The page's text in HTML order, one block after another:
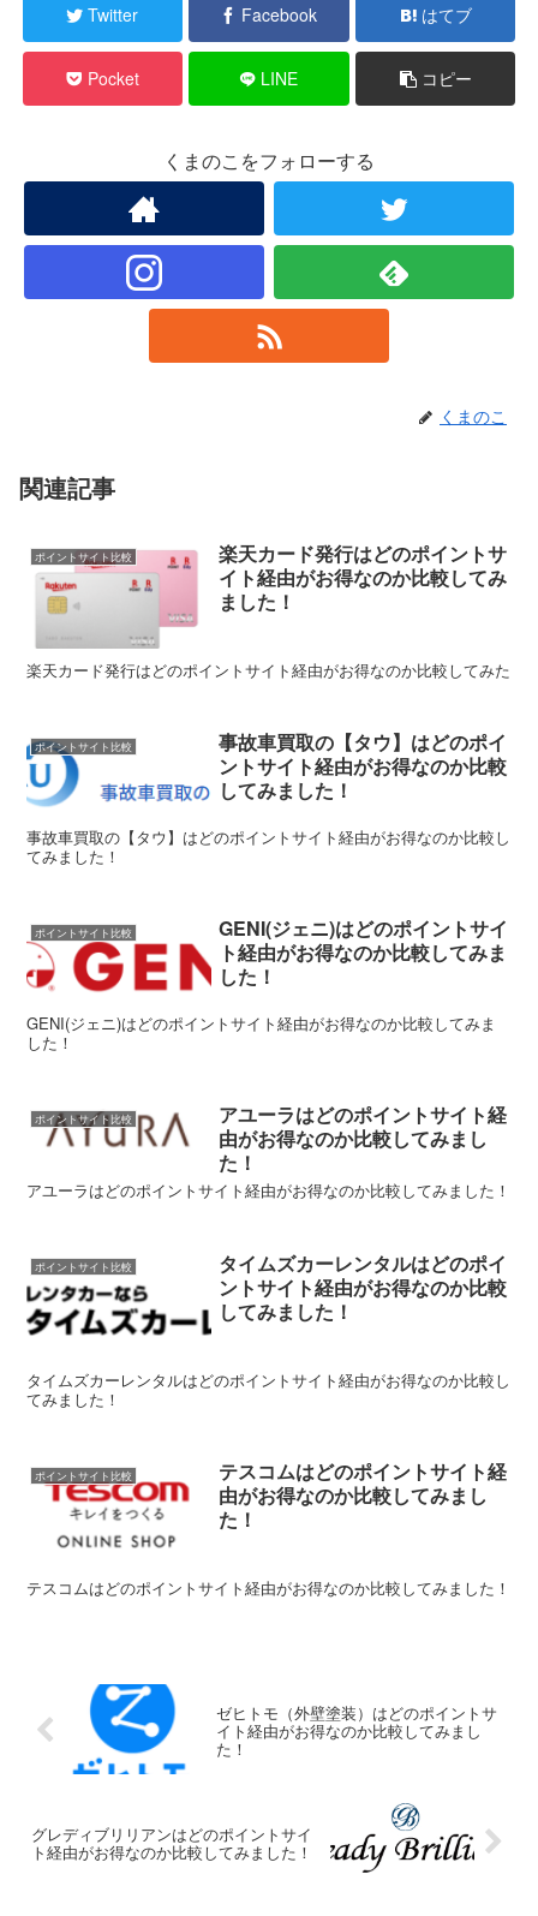
Twitter Facebook はてブ
Pocket LINE コピー
くまのこをフォローする
くまのこ
関連記事
ポイントサイト比較
楽天カード発行はどのポイントサ
イト経由がお得なのか比較してみ
ました！
楽天カード発行はどのポイントサイト経由がお得なのか比較してみた
ポイントサイト比較
事故車買取の【タウ】はどのポイ
ントサイト経由がお得なのか比較
してみました！
事故車買取の【タウ】はどのポイントサイト経由がお得なのか比較し
てみました！
ポイントサイト比較
GENI(ジェニ)はどのポイントサイ
ト経由がお得なのか比較してみま
した！
GENI(ジェニ)はどのポイントサイト経由がお得なのか比較してみま
した！
ポイントサイト比較
アユーラはどのポイントサイト経
由がお得なのか比較してみまし
た！
アユーラはどのポイントサイト経由がお得なのか比較してみました！
ポイントサイト比較
タイムズカーレンタルはどのポイ
ントサイト経由がお得なのか比較
してみました！
タイムズカーレンタルはどのポイントサイト経由がお得なのか比較し
てみました！
ポイントサイト比較
テスコムはどのポイントサイト経
由がお得なのか比較してみまし
た！
テスコムはどのポイントサイト経由がお得なのか比較してみました！
ゼヒトモ（外壁塗装）はどのポイントサ
イト経由がお得なのか比較してみまし
た！
グレディブリリアンはどのポイントサイ
ト経由がお得なのか比較してみました！